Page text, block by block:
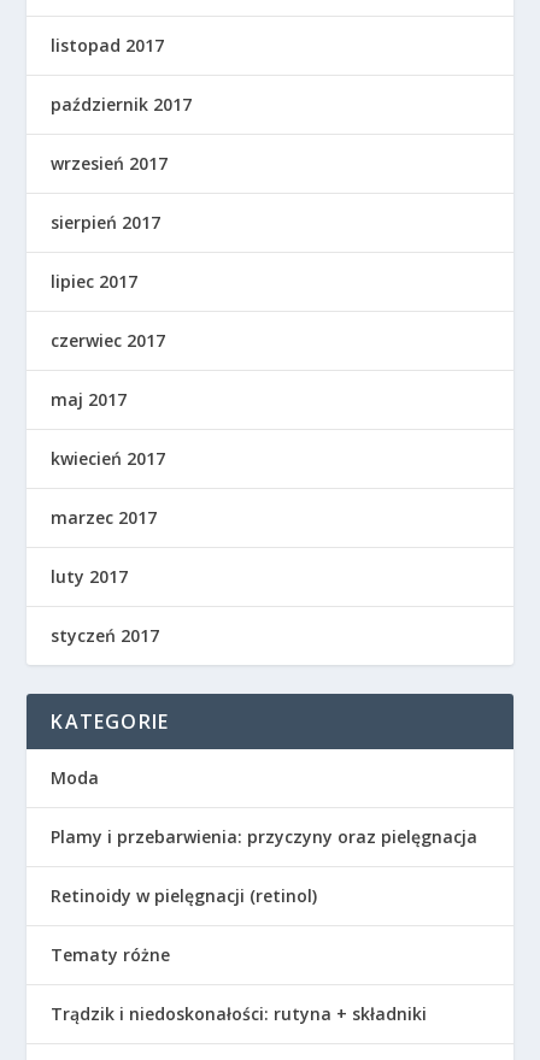
listopad 2017
październik 2017
wrzesień 2017
sierpień 2017
lipiec 2017
czerwiec 2017
maj 2017
kwiecień 2017
marzec 2017
luty 2017
styczeń 2017
KATEGORIE
Moda
Plamy i przebarwienia: przyczyny oraz pielęgnacja
Retinoidy w pielęgnacji (retinol)
Tematy różne
Trądzik i niedoskonałości: rutyna + składniki